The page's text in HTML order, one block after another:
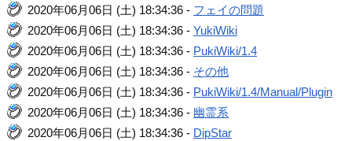
2020年06月06日 (土) 18:34:36 - フェイの問題
2020年06月06日 (土) 18:34:36 -YukiWiki
2020年06月06日 (土) 18:34:36 - PukiWiki/1.4
2020年06月06日 (土) 18:34:36 - その他
2020年06月06日 (土) 18:34:36 - PukiWiki/1.4/Manual/Plugin
2020年06月06日 (土) 18:34:36 - 幽霊系
2020年06月06日 (土) 18:34:36 - DipStar